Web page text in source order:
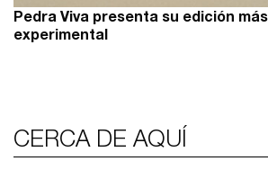
Pedra Viva presenta su edición
experimental
CERCA DE AQUÍ